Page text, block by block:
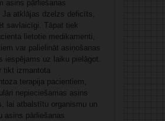
asins pārliešanas
Ja atklājas dzelzs deficīts,
savlaicīgi. Tāpat tiek
lietotie medikamenti,
var palielināt asiņošanas
iespējams uz laiku pielāgot.
tikt izmantota
terapija pacientiem,
nepieciešamas asins
lai atbalstītu organismu un
asins pārliešanas